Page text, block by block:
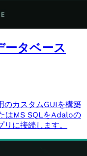
ータベース
のカスタムGUIを構築
はMS SQLをAdaloの
に接続します。